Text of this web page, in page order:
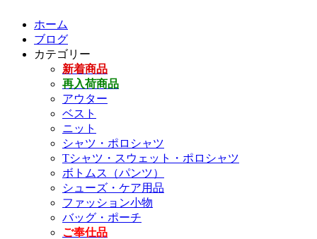
ホーム
ブログ
カテゴリー
新着商品
再入荷商品
アウター
ベスト
ニット
シャツ・ポロシャツ
Tシャツ・スウェット・ポロシャツ
ボトムス（パンツ）
シューズ・ケア用品
ファッション小物
バッグ・ポーチ
ご奉仕品